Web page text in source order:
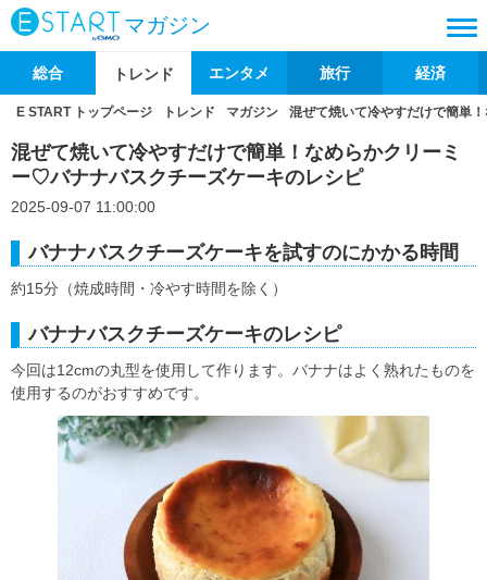
マガジン
総合 トレンド エンタメ 旅行 経済
E START トップページ トレンド マガジン 混ぜて焼いて冷やすだけで簡単
混ぜて焼いて冷やすだけで簡単！なめらかクリーミ
ー♡バナナバスクチーズケーキのレシピ
2025-09-07 11:00:00
バナナバスクチーズケーキを試すのにかかる時間
約15分（焼成時間・冷やす時間を除く）
バナナバスクチーズケーキのレシピ
今回は12cmの丸型を使用して作ります。バナナはよく熟れたものを
使用するのがおすすめです。